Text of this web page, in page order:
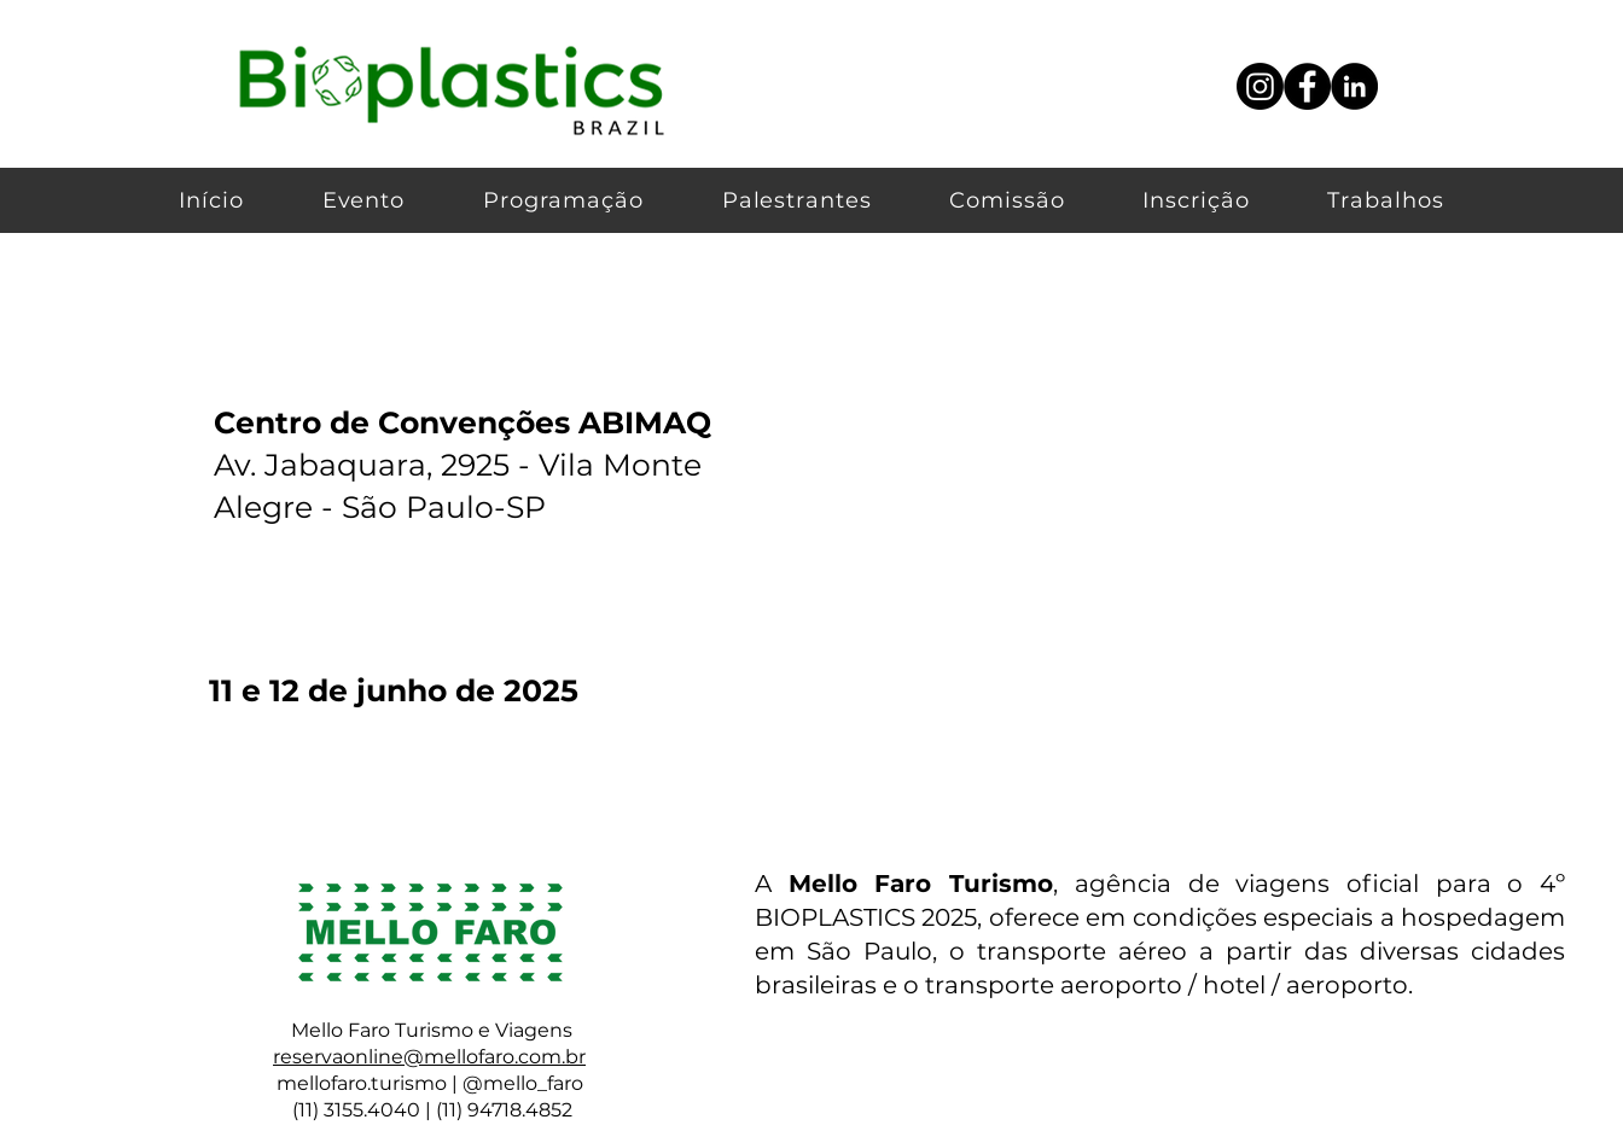
Início Evento Programação Palestrantes Comissão Inscrição Trabalhos
Centro de Convenções ABIMAQ
Av. Jabaquara, 2925 - Vila Monte
Alegre - São Paulo-SP
11 e 12 de junho de 2025
Mello Faro Turismo e Viagens
reservaonline@mellofaro.com.br
mellofaro.turismo | @mello_faro
(11) 3155.4040 | (11) 94718.4852
A Mello Faro Turismo, agência de viagens oficial para o 4º
BIOPLASTICS 2025, oferece em condições especiais a hospedagem
em São Paulo, o transporte aéreo a partir das diversas cidades
brasileiras e o transporte aeroporto / hotel / aeroporto.